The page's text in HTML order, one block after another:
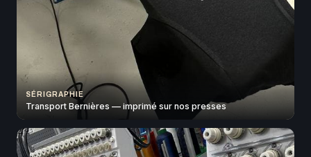
SÉRIGRAPHIE
Transport Bernières — imprimé sur nos presses